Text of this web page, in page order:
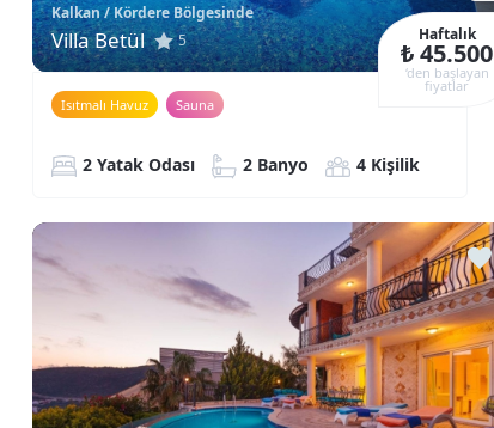
Kalkan / Kördere Bölgesinde
Villa Betül 5 Haftalık
₺ 45.500
‘den başlayan
fiyatlar
Isıtmalı Havuz
Sauna
2 Yatak Odası 2 Banyo 4 Kişilik